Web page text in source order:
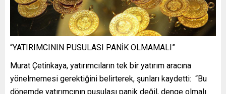
“YATIRIMCININ PUSULASI PANİK OLMAMALI”
Murat Çetinkaya, yatırımcıların tek bir yatırım aracına
yönelmemesi gerektiğini belirterek, şunları kaydetti: “Bu
dönemde yatırımcının pusulası panik değil, denge olmalı.